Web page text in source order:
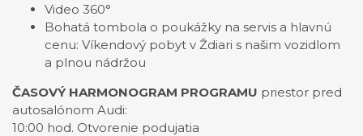
Video 360°
Bohatá tombola o poukážky na servis a hlavnú
cenu: Víkendový pobyt v Ždiari s našim vozidlom
a plnou nádržou
ČASOVÝ HARMONOGRAM PROGRAMU priestor pred
autosalónom Audi:
10:00 hod. Otvorenie podujatia